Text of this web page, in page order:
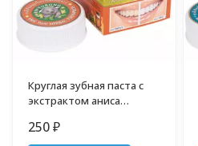
Круглая зубная паста с
экстрактом аниса
250₽